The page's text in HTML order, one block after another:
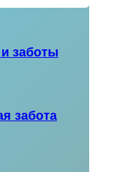
заботы
забота